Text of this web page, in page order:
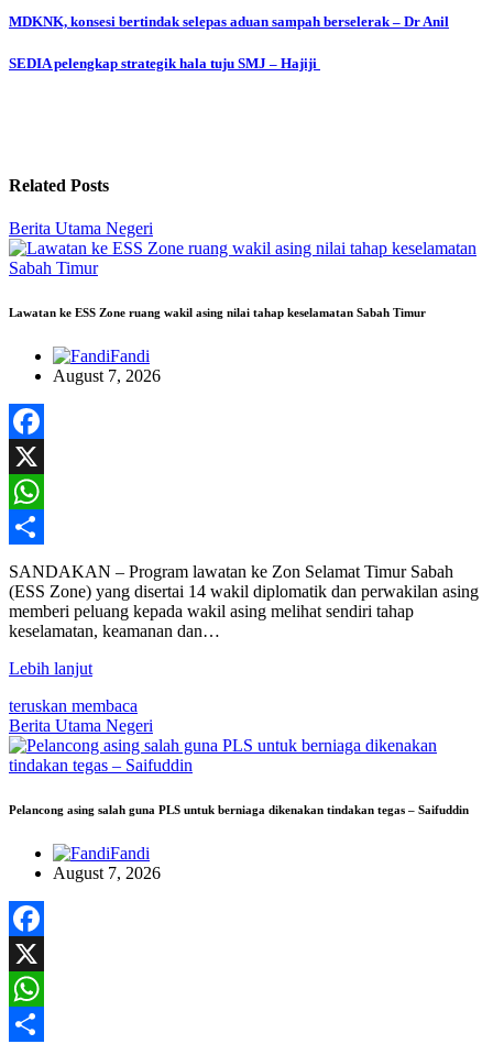
Post
navigation
MDKNK, konsesi bertindak selepas aduan sampah berselerak – Dr Anil
‎SEDIA pelengkap strategik hala tuju SMJ – Hajiji ‎
Related Posts
Berita Utama Negeri
Lawatan ke ESS Zone ruang wakil asing nilai tahap keselamatan Sabah Timur
Fandi
August 7, 2026
Facebook
X
WhatsApp
Share
SANDAKAN – Program lawatan ke Zon Selamat Timur Sabah
(ESS Zone) yang disertai 14 wakil diplomatik dan perwakilan asing
memberi peluang kepada wakil asing melihat sendiri tahap
keselamatan, keamanan dan…
Lebih lanjut
teruskan membaca
Berita Utama Negeri
Pelancong asing salah guna PLS untuk berniaga dikenakan tindakan tegas – Saifuddin
Fandi
August 7, 2026
Facebook
X
WhatsApp